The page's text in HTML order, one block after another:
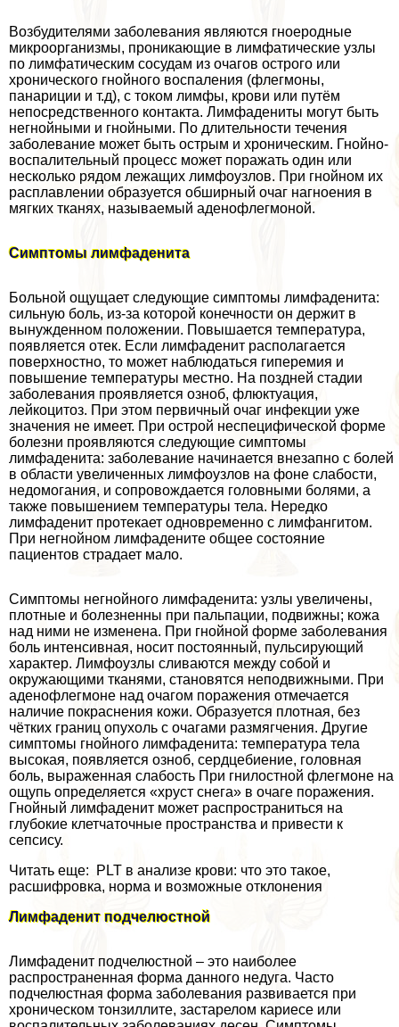
Возбудителями заболевания являются гноеродные
микроорганизмы, проникающие в лимфатические узлы
по лимфатическим сосудам из очагов острого или
хронического гнойного воспаления (флегмоны,
панариции и т.д), с током лимфы, крови или путём
непосредственного контакта. Лимфадениты могут быть
негнойными и гнойными. По длительности течения
заболевание может быть острым и хроническим. Гнойно-
воспалительный процесс может поражать один или
несколько рядом лежащих лимфоузлов. При гнойном их
расплавлении образуется обширный очаг нагноения в
мягких тканях, называемый аденофлегмоной.
Симптомы лимфаденита
Больной ощущает следующие симптомы лимфаденита:
сильную боль, из-за которой конечности он держит в
вынужденном положении. Повышается температура,
появляется отек. Если лимфаденит располагается
поверхностно, то может наблюдаться гиперемия и
повышение температуры местно. На поздней стадии
заболевания проявляется озноб, флюктуация,
лейкоцитоз. При этом первичный очаг инфекции уже
значения не имеет. При острой неспецифической форме
болезни проявляются следующие симптомы
лимфаденита: заболевание начинается внезапно с болей
в области увеличенных лимфоузлов на фоне слабости,
недомогания, и сопровождается головными болями, а
также повышением температуры тела. Нередко
лимфаденит протекает одновременно с лимфангитом.
При негнойном лимфадените общее состояние
пациентов страдает мало.
Симптомы негнойного лимфаденита: узлы увеличены,
плотные и болезненны при пальпации, подвижны; кожа
над ними не изменена. При гнойной форме заболевания
боль интенсивная, носит постоянный, пульсирующий
хаpaктер. Лимфоузлы сливаются между собой и
окружающими тканями, становятся неподвижными. При
аденофлегмоне над очагом поражения отмечается
наличие покраснения кожи. Образуется плотная, без
чётких границ опухоль с очагами размягчения. Другие
симптомы гнойного лимфаденита: температура тела
высокая, появляется озноб, сердцебиение, головная
боль, выраженная слабость При гнилостной флегмоне на
ощупь определяется «хруст снега» в очаге поражения.
Гнойный лимфаденит может распространиться на
глубокие клетчаточные прострaнcтва и привести к
сепсису.
Читать еще: PLT в анализе крови: что это такое,
расшифровка, норма и возможные отклонения
Лимфаденит подчелюстной
Лимфаденит подчелюстной – это наиболее
распространенная форма данного недуга. Часто
подчелюстная форма заболевания развивается при
хроническом тонзиллите, застарелом кариесе или